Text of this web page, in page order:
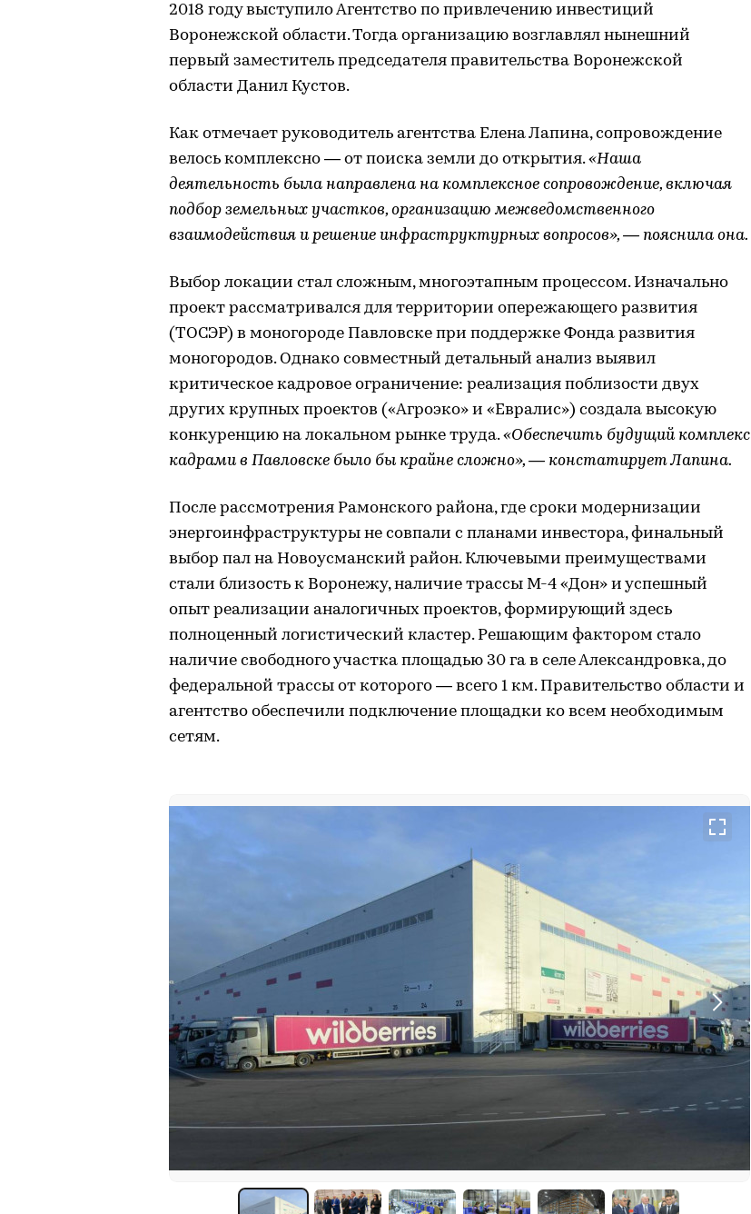
2018 году выступило Агентство по привлечению инвестиций
Воронежской области. Тогда организацию возглавлял нынешний
первый заместитель председателя правительства Воронежской
области Данил Кустов.
Как отмечает руководитель агентства Елена Лапина, сопровождение
велось комплексно — от поиска земли до открытия.«Наша
деятельность была направлена на комплексное сопровождение, включая
подбор земельных участков, организацию межведомственного
взаимодействия и решение инфраструктурных вопросов», — пояснила она.
Выбор локации стал сложным, многоэтапным процессом. Изначально
проект рассматривался для территории опережающего развития
(ТОСЭР) в моногороде Павловске при поддержке Фонда развития
моногородов. Однако совместный детальный анализ выявил
критическое кадровое ограничение: реализация поблизости двух
других крупных проектов («Агроэко» и «Евралис») создала высокую
конкуренцию на локальном рынке труда.«Обеспечить будущий комплекс
кадрами в Павловске было бы крайне сложно», — констатирует Лапина.
После рассмотрения Рамонского района, где сроки модернизации
энергоинфраструктуры не совпали с планами инвестора, финальный
выбор пал на Новоусманский район. Ключевыми преимуществами
стали близость к Воронежу, наличие трассы М-4 «Дон» и успешный
опыт реализации аналогичных проектов, формирующий здесь
полноценный логистический кластер. Решающим фактором стало
наличие свободного участка площадью 30 га в селе Александровка, до
федеральной трассы от которого — всего 1 км. Правительство области и
агентство обеспечили подключение площадки ко всем необходимым
сетям.